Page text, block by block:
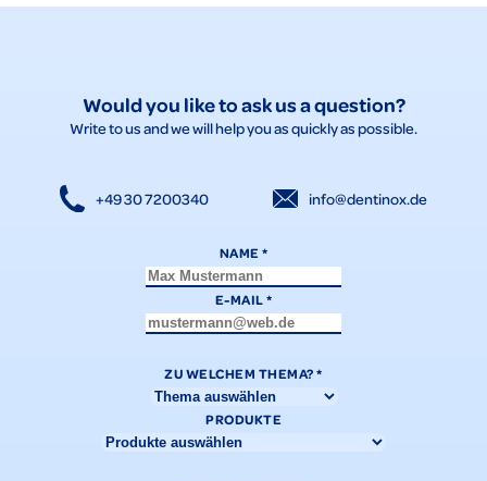
Would you like to ask us a question?
Write to us and we will help you as quickly as possible.
+49 30 7200340 info@dentinox.de
NAME*
E-MAIL*
ZU WELCHEM THEMA?*
PRODUKTE